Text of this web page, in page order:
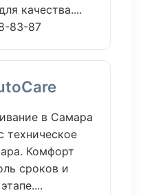
качества....
83-87
в Самара
техническое
Комфорт
сроков и